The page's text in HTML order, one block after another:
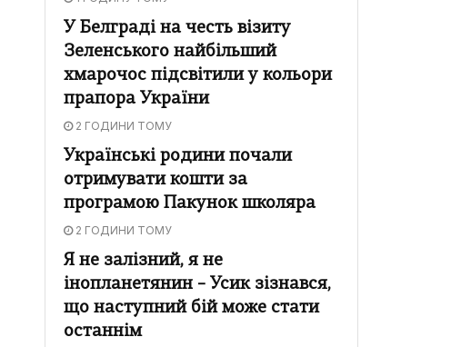
У Белграді на честь візиту
Зеленського найбільший
хмарочос підсвітили у кольори
прапора України
2 ГОДИНИ ТОМУ
Українські родини почали
отримувати кошти за
програмою Пакунок школяра
2 ГОДИНИ ТОМУ
Я не залізний, я не
інопланетянин – Усик зізнався,
що наступний бій може стати
останнім